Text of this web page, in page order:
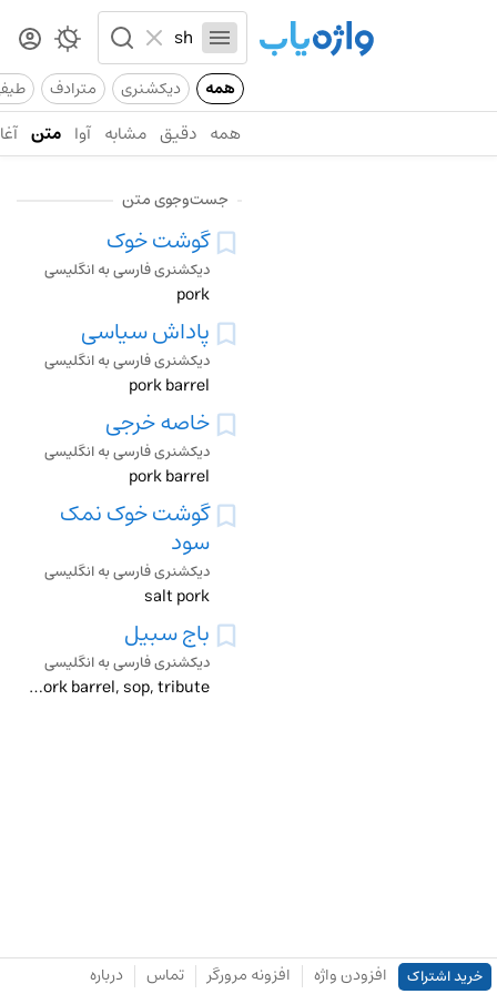
همه دیکشنری مترادف
همه دقیق مشابه آوا متن
جست‌وجوی متن
گوشت خوک
دیکشنری فارسی به انگلیسی
pork
پاداش سیاسی
دیکشنری فارسی به انگلیسی
pork barrel
خاصه خرجی
دیکشنری فارسی به انگلیسی
pork barrel
گوشت خوک نمک
سود
دیکشنری فارسی به انگلیسی
salt pork
باج سبیل
دیکشنری فارسی به انگلیسی
graft, kickback, pork barrel, sop, tribute
خرید اشتراک افزودن واژه افزونه مرورگر تماس درباره